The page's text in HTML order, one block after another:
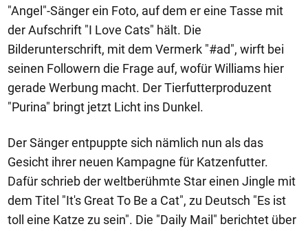
"Angel"-Sänger ein Foto, auf dem er eine Tasse mit
der Aufschrift "I Love Cats" hält. Die
Bilderunterschrift, mit dem Vermerk "#ad", wirft bei
seinen Followern die Frage auf, wofür Williams hier
gerade Werbung macht. Der Tierfutterproduzent
"Purina" bringt jetzt Licht ins Dunkel.
Der Sänger entpuppte sich nämlich nun als das
Gesicht ihrer neuen Kampagne für Katzenfutter.
Dafür schrieb der weltberühmte Star einen Jingle mit
dem Titel "It's Great To Be a Cat", zu Deutsch "Es ist
toll eine Katze zu sein". Die "Daily Mail" berichtet über